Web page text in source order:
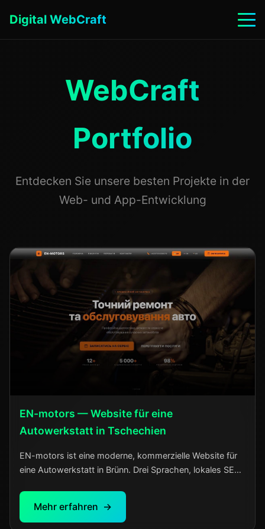
Digital WebCraft
WebCraft
Portfolio
Entdecken Sie unsere besten Projekte in der
Web- und App-Entwicklung
EN-motors — Website für eine
Autowerkstatt in Tschechien
EN-motors ist eine moderne, kommerzielle Website für
eine Autowerkstatt in Brünn. Drei Sprachen, lokales SEO,
aktualisiert Dienstleistungen und Preise selbst in wenigen
Minuten.
Mehr erfahren